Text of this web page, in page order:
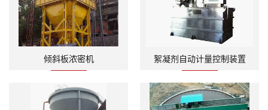
倾斜板浓密机 絮凝剂自动计量控制装置